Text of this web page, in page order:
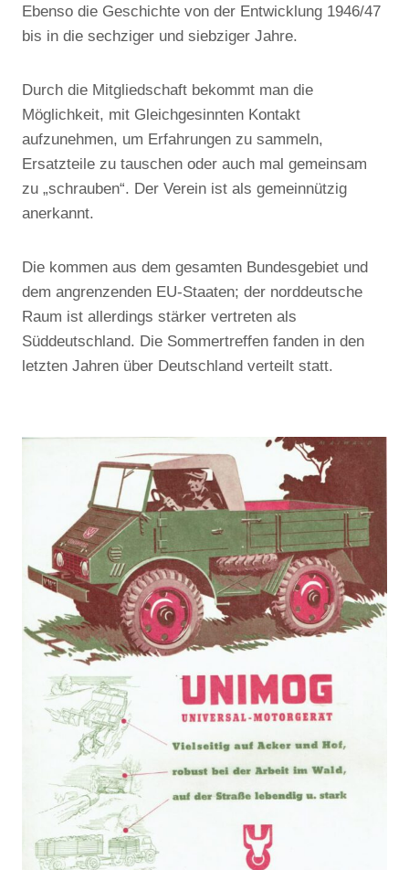
Ebenso die Geschichte von der Entwicklung 1946/47
bis in die sechziger und siebziger Jahre.
Durch die Mitgliedschaft bekommt man die
Möglichkeit, mit Gleichgesinnten Kontakt
aufzunehmen, um Erfahrungen zu sammeln,
Ersatzteile zu tauschen oder auch mal gemeinsam
zu „schrauben“. Der Verein ist als gemeinnützig
anerkannt.
Die kommen aus dem gesamten Bundesgebiet und
dem angrenzenden EU-Staaten; der norddeutsche
Raum ist allerdings stärker vertreten als
Süddeutschland. Die Sommertreffen fanden in den
letzten Jahren über Deutschland verteilt statt.